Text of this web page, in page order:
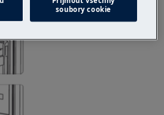
soubory cookie